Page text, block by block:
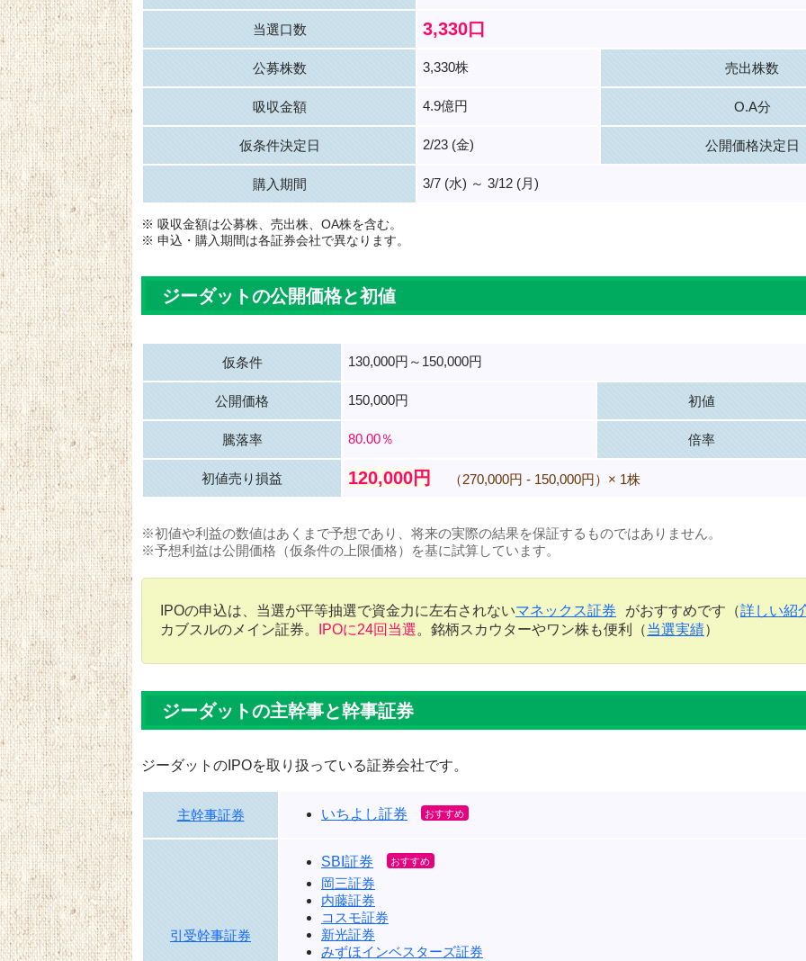
当選口数 3,330口
公募株数 3,330株 売出株数
吸収金額 4.9億円 O.A分
仮条件決定日 2/23 (金) 公開価格決定日
購入期間 3/7 (水) ～ 3/12 (月)
※ 吸収金額は公募株、売出株、OA株を含む。
※ 申込・購入期間は各証券会社で異なります。
ジーダットの公開価格と初値
仮条件 130,000円～150,000円
公開価格 150,000円 初値
騰落率 80.00％ 倍率
初値売り損益 120,000円 （270,000円 - 150,000円）× 1株
※初値や利益の数値はあくまで予想であり、将来の実際の結果を保証するものではありません。
※予想利益は公開価格（仮条件の上限価格）を基に試算しています。
IPOの申込は、当選が平等抽選で資金力に左右されないマネックス証券 がおすすめです（詳しい紹
カブスルのメイン証券。
IPOに24回当選。銘柄スカウターやワン株も便利（当選実績）
ジーダットの主幹事と幹事証券
ジーダットのIPOを取り扱っている証券会社です。
主幹事証券 いちよし証券
引受幹事証券
SBI証券
岡三証券
内藤証券
コスモ証券
新光証券
みずほインベスターズ証券